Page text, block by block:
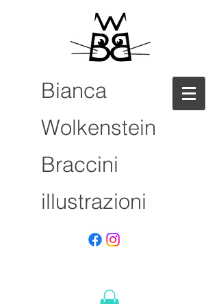
Bianca
Wolkenstein
Braccini
illustrazioni